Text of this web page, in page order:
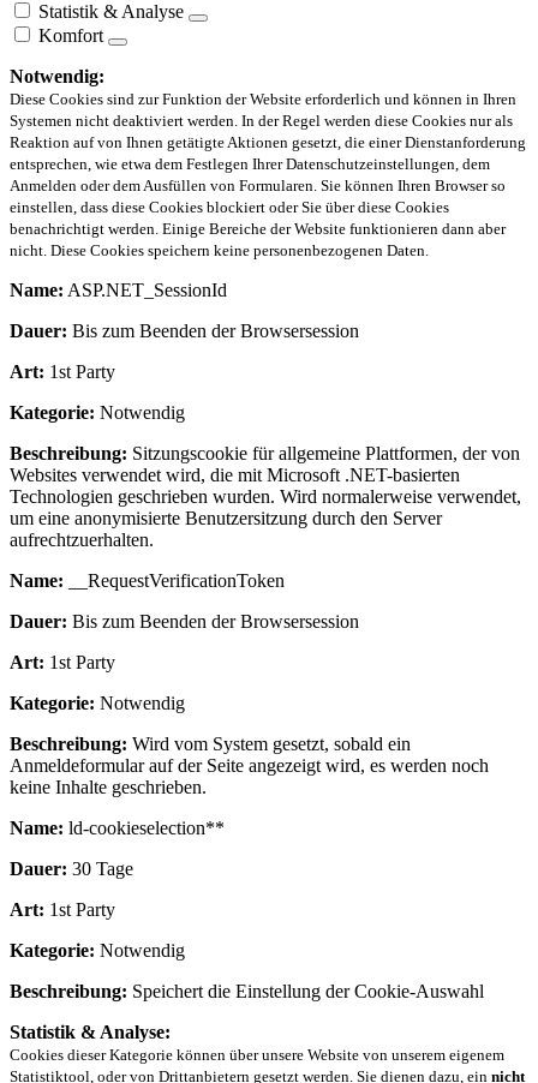
Statistik & Analyse
Komfort
Notwendig:
Diese Cookies sind zur Funktion der Website erforderlich und können in Ihren
Systemen nicht deaktiviert werden. In der Regel werden diese Cookies nur als
Reaktion auf von Ihnen getätigte Aktionen gesetzt, die einer Dienstanforderung
entsprechen, wie etwa dem Festlegen Ihrer Datenschutzeinstellungen, dem
Anmelden oder dem Ausfüllen von Formularen. Sie können Ihren Browser so
einstellen, dass diese Cookies blockiert oder Sie über diese Cookies
benachrichtigt werden. Einige Bereiche der Website funktionieren dann aber
nicht. Diese Cookies speichern keine personenbezogenen Daten.
Name: ASP.NET_SessionId
Dauer: Bis zum Beenden der Browsersession
Art: 1st Party
Kategorie: Notwendig
Beschreibung: Sitzungscookie für allgemeine Plattformen, der von
Websites verwendet wird, die mit Microsoft .NET-basierten
Technologien geschrieben wurden. Wird normalerweise verwendet,
um eine anonymisierte Benutzersitzung durch den Server
aufrechtzuerhalten.
Name: __RequestVerificationToken
Dauer: Bis zum Beenden der Browsersession
Art: 1st Party
Kategorie: Notwendig
Beschreibung: Wird vom System gesetzt, sobald ein
Anmeldeformular auf der Seite angezeigt wird, es werden noch
keine Inhalte geschrieben.
Name: ld-cookieselection**
Dauer: 30 Tage
Art: 1st Party
Kategorie: Notwendig
Beschreibung: Speichert die Einstellung der Cookie-Auswahl
Statistik & Analyse:
Cookies dieser Kategorie können über unsere Website von unserem eigenem
Statistiktool, oder von Drittanbietern gesetzt werden. Sie dienen dazu, ein nicht